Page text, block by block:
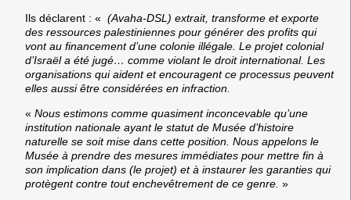
Ils déclarent : « (Avaha-DSL) extrait, transforme et exporte
des ressources palestiniennes pour générer des profits qui
vont au financement d’une colonie illégale. Le projet colonial
d’Israël a été jugé… comme violant le droit international. Les
organisations qui aident et encouragent ce processus peuvent
elles aussi être considérées en infraction.
« Nous estimons comme quasiment inconcevable qu’une
institution nationale ayant le statut de Musée d’histoire
naturelle se soit mise dans cette position. Nous appelons le
Musée à prendre des mesures immédiates pour mettre fin à
son implication dans (le projet) et à instaurer les garanties qui
protègent contre tout enchevêtrement de ce genre. »